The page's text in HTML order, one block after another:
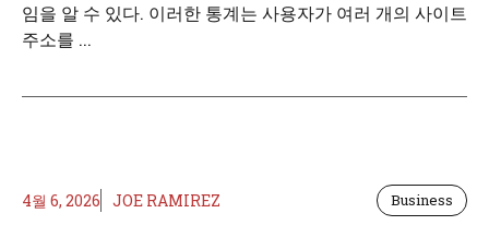
임을 알 수 있다. 이러한 통계는 사용자가 여러 개의 사이트
주소를 ...
4월 6, 2026 JOE RAMIREZ Business